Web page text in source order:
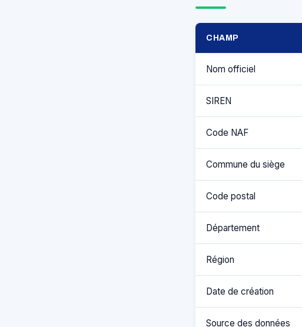
CHAMP
Nom officiel
SIREN
Code NAF
Commune du siège
Code postal
Département
Région
Date de création
Source des données